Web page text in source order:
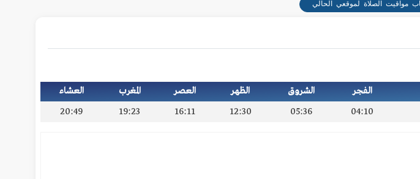
الفجر الشروق الظهر العصر المغرب العشاء
04:10
05:36
12:30
16:11
19:23
20:49